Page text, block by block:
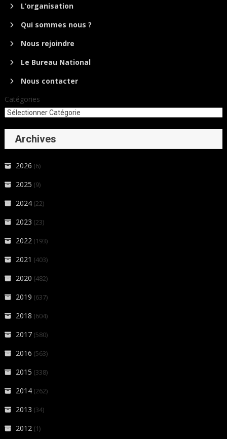
L’organisation
Qui sommes nous ?
Nous rejoindre
Le Bureau National
Nous contacter
Catégories
Archives
2026 (6)
2025 (9)
2024 (22)
2023 (23)
2022 (193)
2021 (403)
2020 (482)
2019 (637)
2018 (604)
2017 (580)
2016 (563)
2015 (338)
2014 (262)
2013 (34)
2012 (1)